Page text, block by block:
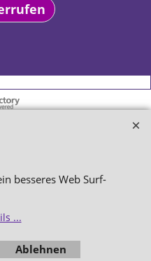
mit
Shop
besseres Web Surf-
...
Ablehnen